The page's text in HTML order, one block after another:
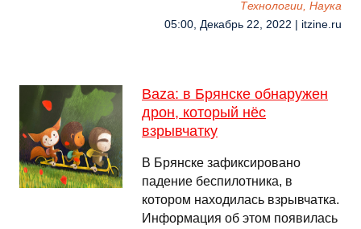
Технологии, Наука
05:00, Декабрь 22, 2022 | itzine.ru
Baza: в Брянске обнаружен
дрон, который нёс
взрывчатку
В Брянске зафиксировано
падение беспилотника, в
котором находилась взрывчатка.
Информация об этом появилась